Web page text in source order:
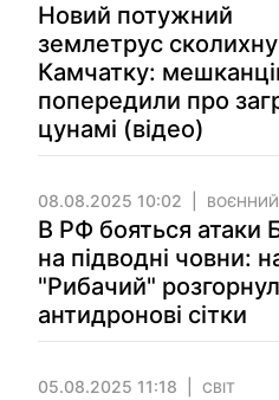
Новий потужний
землетрус
Камчатку:
попередили про
цунамі (відео)
08.08.2025 10:02
В РФ бояться атаки
на підводні човни:
"Рибачий"
антидронові сітки
05.08.2025 11:18 СВІТ